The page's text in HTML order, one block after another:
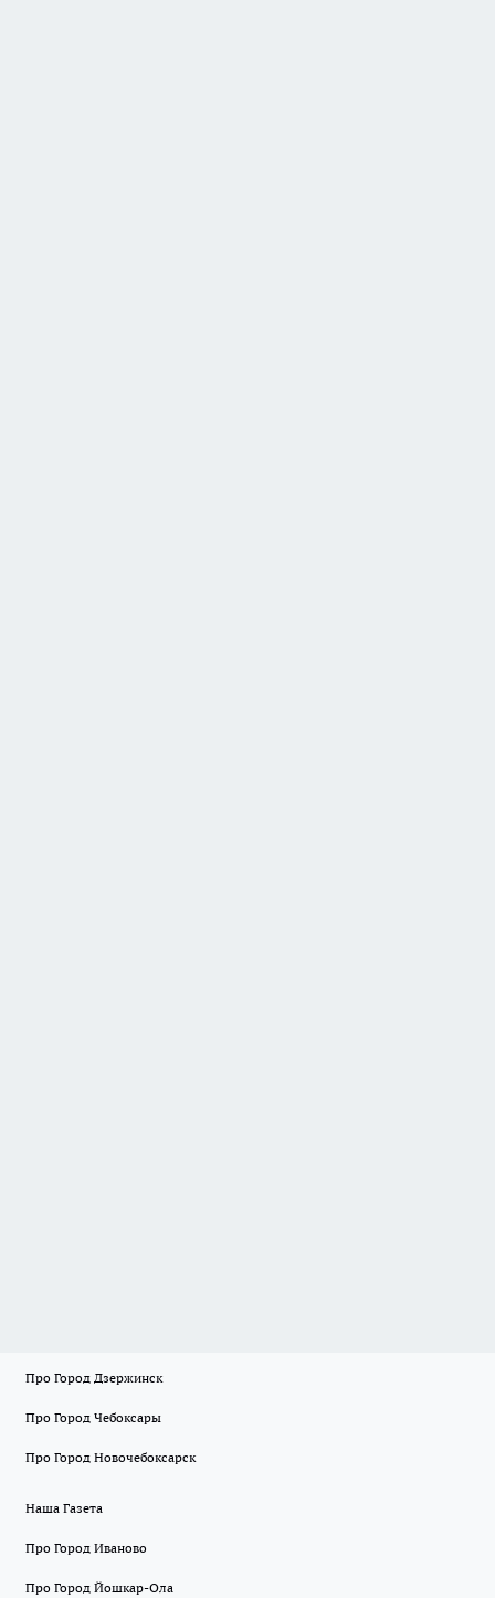
Про Город Дзержинск
Про Город Чебоксары
Про Город Новочебоксарск
Наша Газета
Про Город Иваново
Про Город Йошкар-Ола